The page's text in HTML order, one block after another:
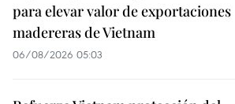
para elevar valor de exportaciones
madereras de Vietnam
06/08/2026 05:03